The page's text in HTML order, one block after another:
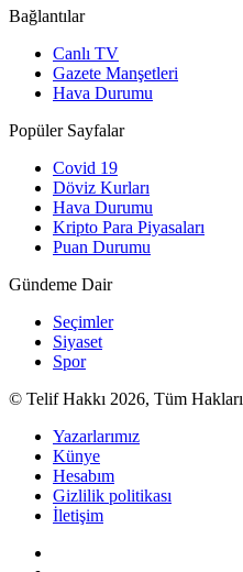
Bağlantılar
Canlı TV
Gazete Manşetleri
Hava Durumu
Popüler Sayfalar
Covid 19
Döviz Kurları
Hava Durumu
Kripto Para Piyasaları
Puan Durumu
Gündeme Dair
Seçimler
Siyaset
Spor
© Telif Hakkı 2026, Tüm Hakları
Yazarlarımız
Künye
Hesabım
Gizlilik politikası
İletişim